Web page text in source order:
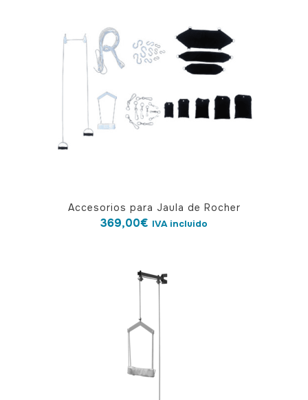
Accesorios para Jaula de Rocher
369,00€ IVA incluido